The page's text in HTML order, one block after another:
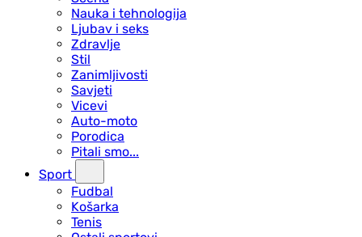
Nauka i tehnologija
Ljubav i seks
Zdravlje
Stil
Zanimljivosti
Savjeti
Vicevi
Auto-moto
Porodica
Pitali smo...
Sport
Fudbal
Košarka
Tenis